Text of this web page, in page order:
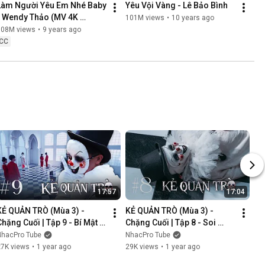
Người Yêu Em Nhé Baby
Wendy Thảo (MV 4K
views • 9 years ago
Yêu Vội Vàng - Lê Bảo Bình
101M views • 10 years ago
17:57
QUẢN TRÒ (Mùa 3) -
Cuối | Tập 9 - Bí Mật
| GAME CUNG HOÀNG
|| Web Drama 2025
Tube
views • 1 year ago
17:04
KẺ QUẢN TRÒ (Mùa 3) -
Chặng Cuối | Tập 8 - Soi
Cung | GAME CUNG HOÀNG
ĐẠO || Web Drama 2025
NhacPro Tube
29K views • 1 year ago